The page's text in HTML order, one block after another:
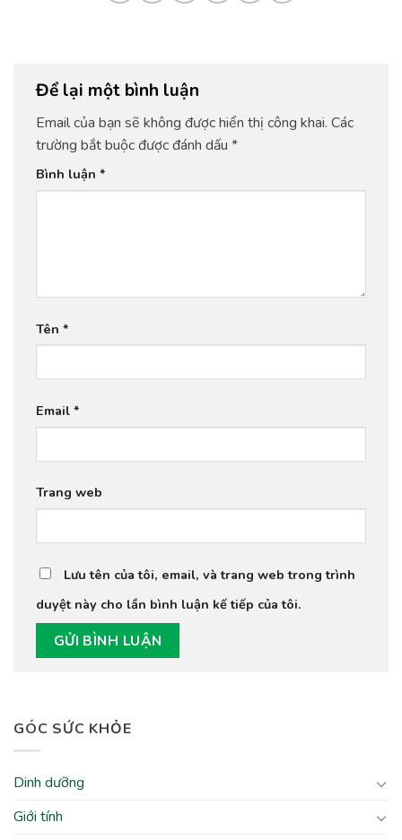
GÓC SỨC KHỎE
Dinh dưỡng
Giới tính
Để lại một bình luận
Email của bạn sẽ không được hiển thị công khai. Các
trường bắt buộc được đánh dấu *
Bình luận *
Tên *
Email *
Trang web
Lưu tên của tôi, email, và trang web trong trình
duyệt này cho lần bình luận kế tiếp của tôi.